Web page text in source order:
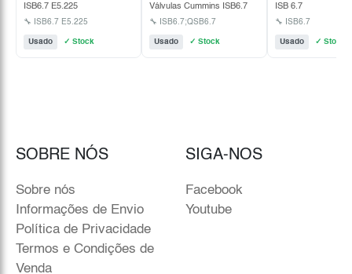
ISB6.7 E5.225
🔧 ISB6.7 E5.225
Usado ✓ Stock
Válvulas Cummins ISB6.7
🔧 ISB6.7;QSB6.7
Usado ✓ Stock
ISB 6.7
🔧 ISB6.7
Usado ✓ Stock
SOBRE NÓS
Sobre nós
Informações de Envio
Política de Privacidade
Termos e Condições de
Venda
SIGA-NOS
Facebook
Youtube